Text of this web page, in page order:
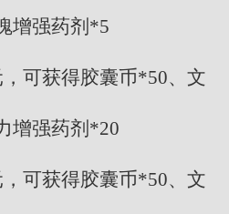
增强药剂*5
可获得胶囊币*50、文
增强药剂*20
可获得胶囊币*50、文